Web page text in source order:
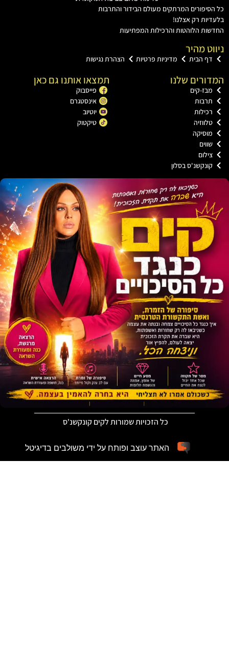
המרתקים מעולם הבידור והתרבות
רק אצלנו!
הלוהטות והרכילות המפתיעות
מהיר
הבית מדיניות פרטיות הצהרת נגישות
שלנו
קים
בסלון
תמצאו אותנו גם כאן
פייסבוק
אינסטגרם
יוטיוב
טיקטוק
כל הזכויות שמורות לקים קונקשנ'ס
האתר עוצב ופותח על ידי משולבים בדיגיטל